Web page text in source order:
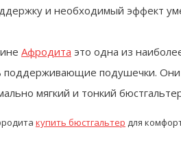
и необходимый эффект
Афродита это одна из
поддерживающие подушечки.
мягкий и тонкий
купить бюстгальтер для